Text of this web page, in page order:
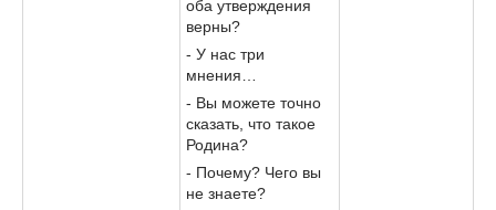
оба утверждения
верны?
- У нас три
мнения…
- Вы можете точно
сказать, что такое
Родина?
- Почему? Чего вы
не знаете?